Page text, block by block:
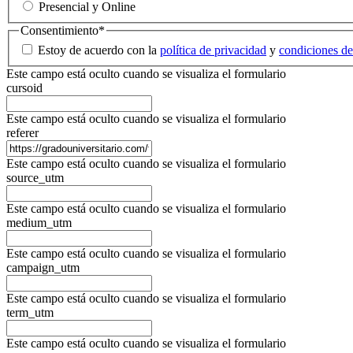
Presencial y Online
Consentimiento*
Estoy de acuerdo con la política de privacidad y condiciones
Este campo está oculto cuando se visualiza el formulario
cursoid
Este campo está oculto cuando se visualiza el formulario
referer
Este campo está oculto cuando se visualiza el formulario
source_utm
Este campo está oculto cuando se visualiza el formulario
medium_utm
Este campo está oculto cuando se visualiza el formulario
campaign_utm
Este campo está oculto cuando se visualiza el formulario
term_utm
Este campo está oculto cuando se visualiza el formulario